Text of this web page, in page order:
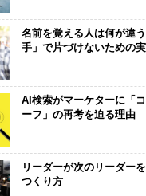
名前を覚える人は何が違
手」で片づけないための
AI検索がマーケターに「
ーフ」の再考を迫る理由
リーダーが次のリーダー
つくり方